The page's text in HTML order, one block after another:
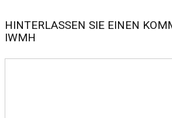
HINTERLASSEN SIE EINEN
IWMH